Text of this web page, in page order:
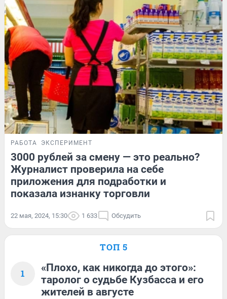
РАБОТА ЭКСПЕРИМЕНТ
3000 рублей за смену — это реально?
Журналист проверила на себе
приложения для подработки и
показала изнанку торговли
22 мая, 2024, 15:30 1 633 Обсудить
ТОП 5
1
«Плохо, как никогда до этого»:
таролог о судьбе Кузбасса и его
жителей в августе